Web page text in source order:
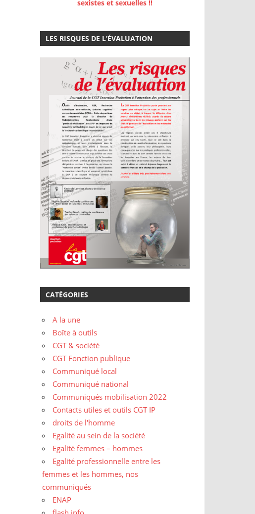
sexistes et sexuelles !!
LES RISQUES DE L’ÉVALUATION
CATÉGORIES
A la une
Boîte à outils
CGT & société
CGT Fonction publique
Communiqué local
Communiqué national
Communiqués mobilisation 2022
Contacts utiles et outils CGT IP
droits de l'homme
Egalité au sein de la société
Egalité femmes – hommes
Egalité professionnelle entre les
femmes et les hommes, nos
communiqués
ENAP